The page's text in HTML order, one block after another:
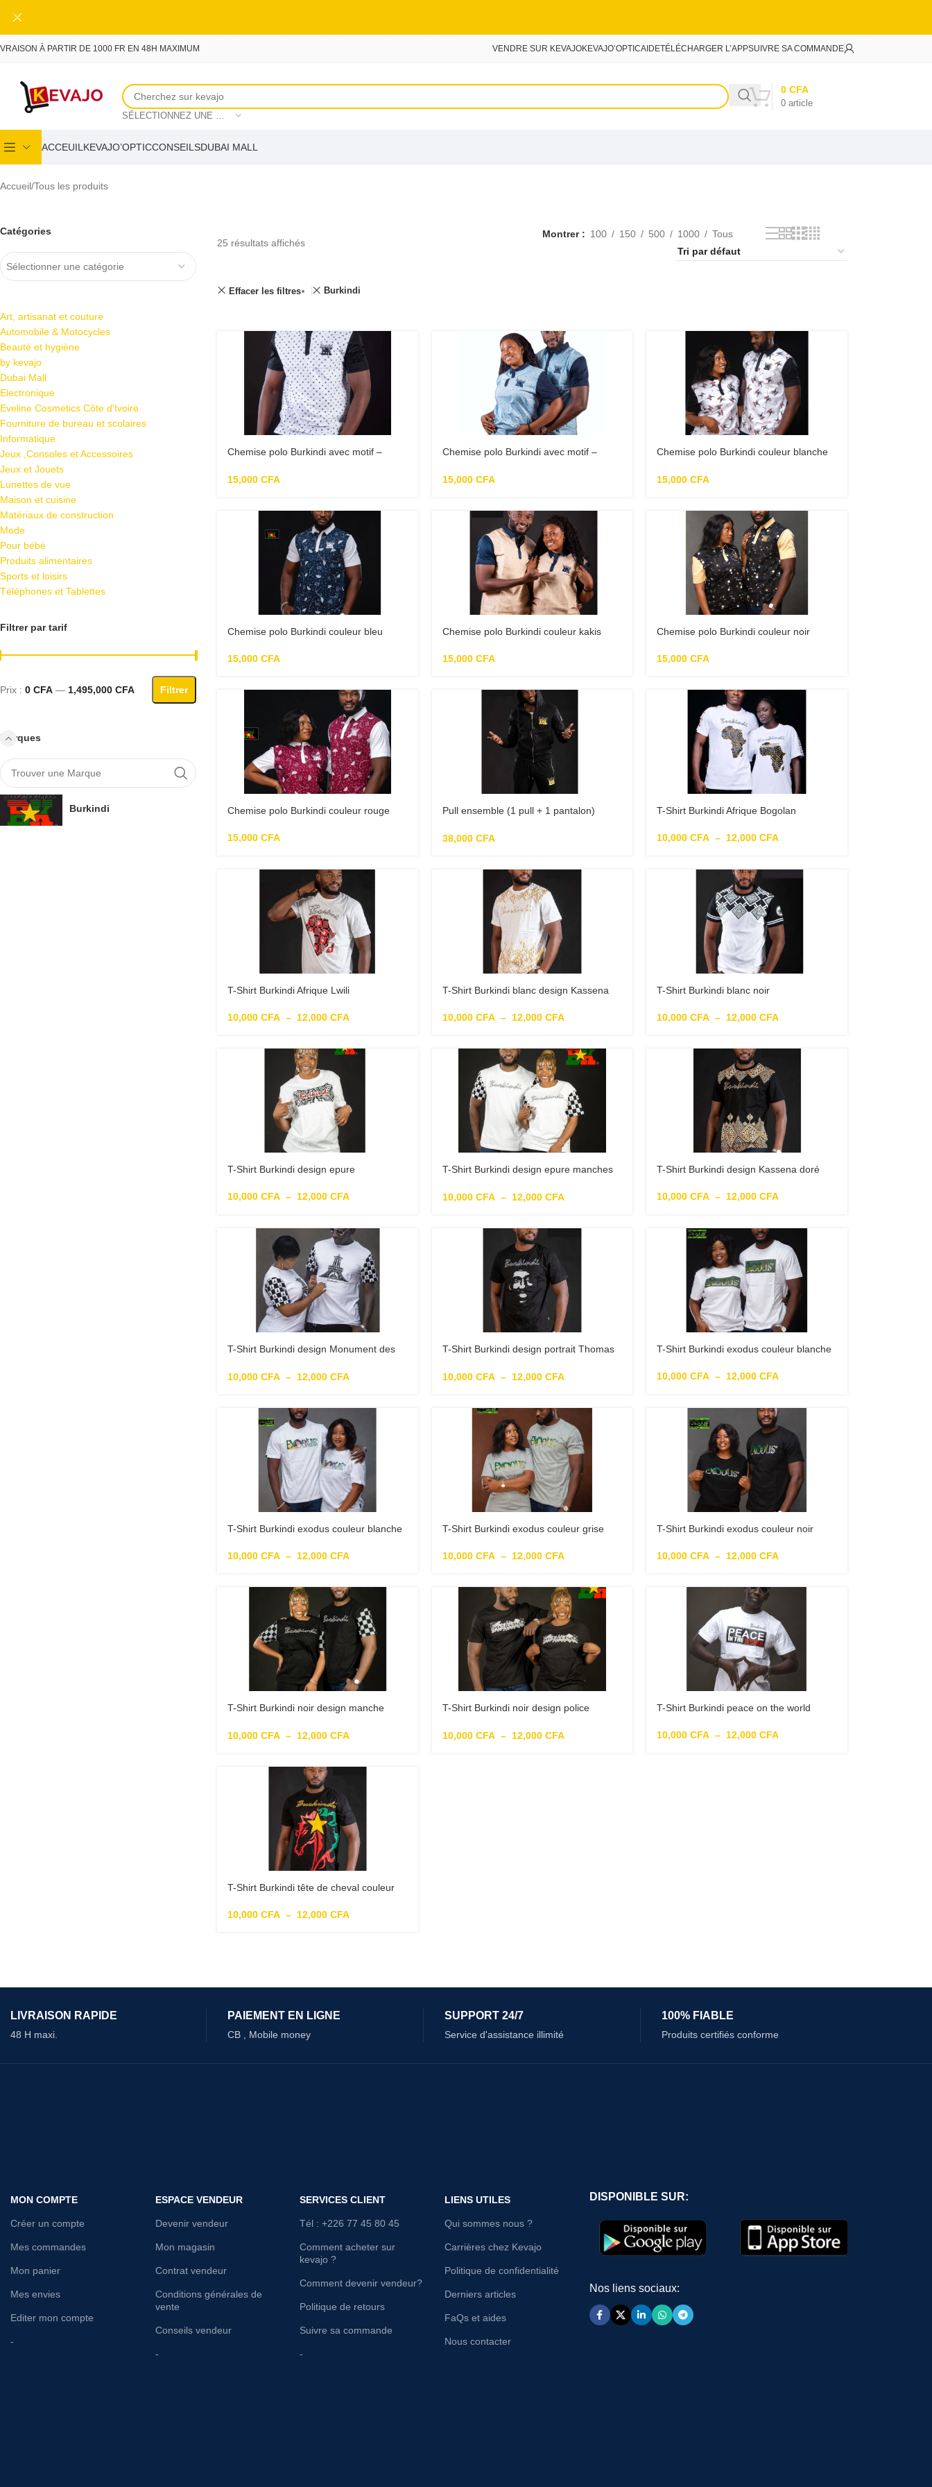
Skip to main content
À PARTIR DE 1000 FR EN 48H MAXIMUM VENDRE SUR KEVAJOKEVAJO’OPTICAIDETÉLÉCHARGER L’APPSUIVRE SA COMMANDE
SÉLECTIONNEZ UNE CATÉGORIE
0 article
0 CFA
ACCEUIL KEVAJO’OPTICCONSEILSDUBAI MALL
Accueil Tous les produits
Catégories
Sélectionner une catégorie
Art, artisanat et couture
Automobile & Motocycles
Beauté et hygiène
by kevajo
Dubai Mall
Electronique
Eveline Cosmetics Côte d'Ivoire
Fourniture de bureau et scolaires
Informatique
Jeux ,Consoles et Accessoires
Jeux et Jouets
Lunettes de vue
Maison et cuisine
Matériaux de construction
Mode
Pour bébé
Produits alimentaires
Sports et loisirs
Téléphones et Tablettes
Filtrer par tarif
Filtrer
Prix : 0 CFA — 1,495,000 CFA
Marques
Burkindi
25 résultats affichés
Montrer 100 150 500 1000 Tous
Effacer les filtres Burkindi
Chemise polo Burkindi avec motif –
15,000 CFA
Chemise polo Burkindi avec motif –
15,000 CFA
Chemise polo Burkindi couleur blanche
15,000CFA
Chemise polo Burkindi couleur bleu
15,000 CFA
Chemise polo Burkindi couleur kakis
15,000 CFA
Chemise polo Burkindi couleur noir
15,000CFA
Chemise polo Burkindi couleur rouge
15,000 CFA
Pull ensemble (1 pull + 1 pantalon)
38,000 CFA
T-Shirt Burkindi Afrique Bogolan
10,000CFA – 12,000CFA
T-Shirt Burkindi Afrique Lwili
10,000 CFA – 12,000 CFA
T-Shirt Burkindi blanc design Kassena
10,000 CFA – 12,000 CFA
T-Shirt Burkindi blanc noir
10,000CFA – 12,000CFA
T-Shirt Burkindi design epure
10,000 CFA – 12,000 CFA
T-Shirt Burkindi design epure manches
10,000 CFA – 12,000 CFA
T-Shirt Burkindi design Kassena doré
10,000CFA – 12,000CFA
T-Shirt Burkindi design Monument des
10,000 CFA – 12,000 CFA
T-Shirt Burkindi design portrait Thomas
10,000 CFA – 12,000 CFA
T-Shirt Burkindi exodus couleur blanche
10,000CFA – 12,000CFA
T-Shirt Burkindi exodus couleur blanche
10,000 CFA – 12,000 CFA
T-Shirt Burkindi exodus couleur grise
10,000 CFA – 12,000 CFA
T-Shirt Burkindi exodus couleur noir
10,000CFA – 12,000CFA
T-Shirt Burkindi noir design manche
10,000 CFA – 12,000 CFA
T-Shirt Burkindi noir design police
10,000 CFA – 12,000 CFA
T-Shirt Burkindi peace on the world
10,000CFA – 12,000CFA
T-Shirt Burkindi tête de cheval couleur
10,000 CFA – 12,000 CFA
LIVRAISON RAPIDE
48 H maxi.
PAIEMENT EN LIGNE
CB , Mobile money
SUPPORT 24/7
Service d'assistance illimité
100% FIABLE
Produits certifiés conforme
MON COMPTE
Créer un compte
Mes commandes
Mon panier
Mes envies
Editer mon compte
-
ESPACE VENDEUR
Devenir vendeur
Mon magasin
Contrat vendeur
Conditions générales de
vente
Conseils vendeur
-
SERVICES CLIENT
Tél : +226 77 45 80 45
Comment acheter sur
kevajo ?
Comment devenir vendeur?
Politique de retours
Suivre sa commande
-
LIENS UTILES
Qui sommes nous ?
Carrières chez Kevajo
Politique de confidentialité
Derniers articles
FaQs et aides
Nous contacter
DISPONIBLE SUR:
Nos liens sociaux: